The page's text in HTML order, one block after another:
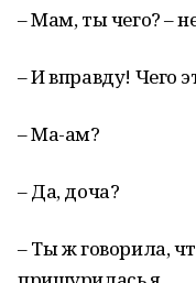
– Мам, ты чего? –
– И вправду! Чего
– Ма-ам?
– Да, доча?
– Ты ж говорила,